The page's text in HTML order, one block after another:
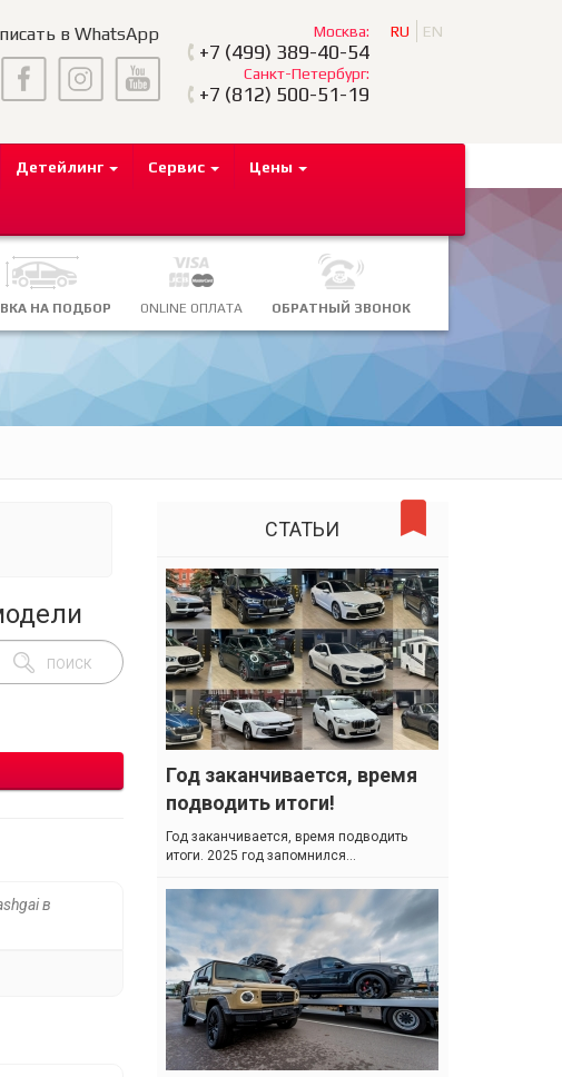
в WhatsApp Москва:
+7 (499) 389-40-54
Санкт-Петербург:
+7 (812) 500-51-19
RU EN
Детейлинг Сервис Цены
НА ПОДБОР ONLINE ОПЛАТА ОБРАТНЫЙ ЗВОНОК
в
СТАТЬИ
Год заканчивается, время
подводить итоги!
Год заканчивается, время подводить
итоги. 2025 год запомнился...